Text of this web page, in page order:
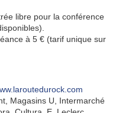
libre pour la conférence
à 5 € (tarif unique sur
Magasins U, Intermarché